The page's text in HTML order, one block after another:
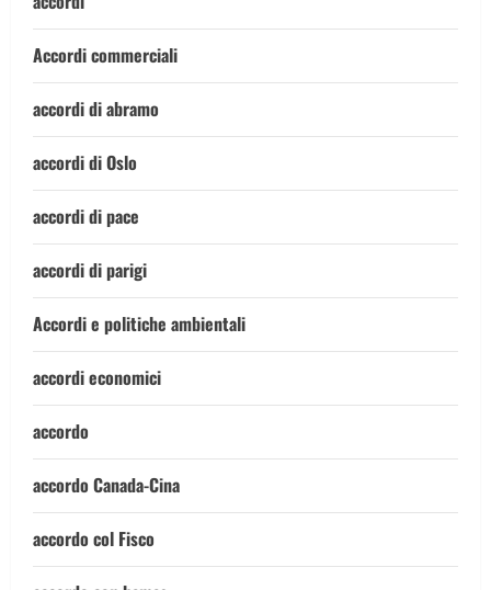
Accordi commerciali
accordi di abramo
accordi di Oslo
accordi di pace
accordi di parigi
Accordi e politiche ambientali
accordi economici
accordo
accordo Canada-Cina
accordo col Fisco